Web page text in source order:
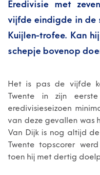
Eredivisie met
vijfde eindigde in
Kuijlen-trofee. Kan
schepje bovenop
Het is pas de vijfde
Twente in zijn
eredivisieseizoen
van deze gevallen was
Van Dijk is nog altijd
Twente topscorer
toen hij met dertig